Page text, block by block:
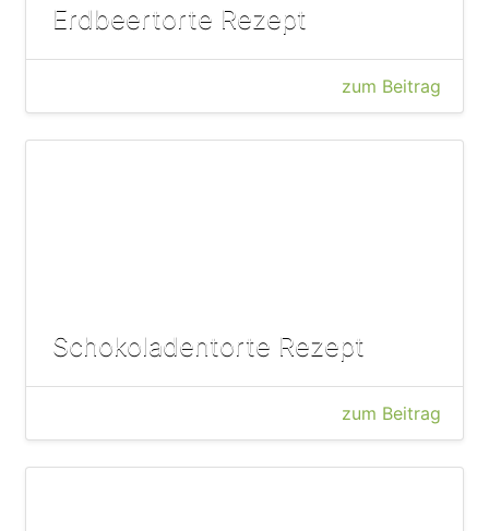
Erdbeertorte Rezept
zum Beitrag
Schokoladentorte Rezept
zum Beitrag